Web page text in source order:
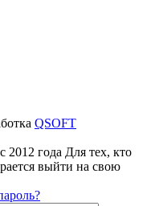
QSOFT
2012 года Для тех, кто
выйти на свою